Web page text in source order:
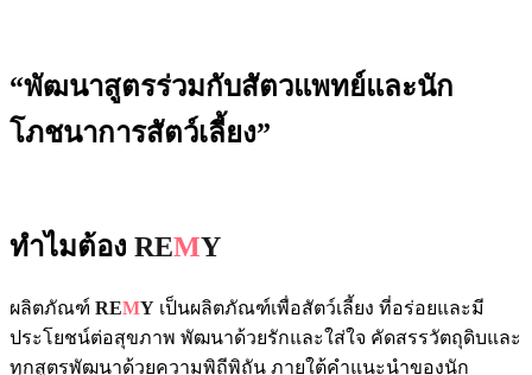
“พัฒนาสูตรร่วมกับสัตวแพทย์และนัก
โภชนาการสัตว์เลี้ยง”
ทำไมต้อง REMY
ผลิตภัณฑ์ REMY เป็นผลิตภัณฑ์เพื่อสัตว์เลี้ยง ที่อร่อยและมี
ประโยชน์ต่อสุขภาพ พัฒนาด้วยรักและใส่ใจ คัดสรรวัตถุดิบและ
ทุกสูตรพัฒนาด้วยความพิถีพิถัน ภายใต้คำแนะนำของนัก